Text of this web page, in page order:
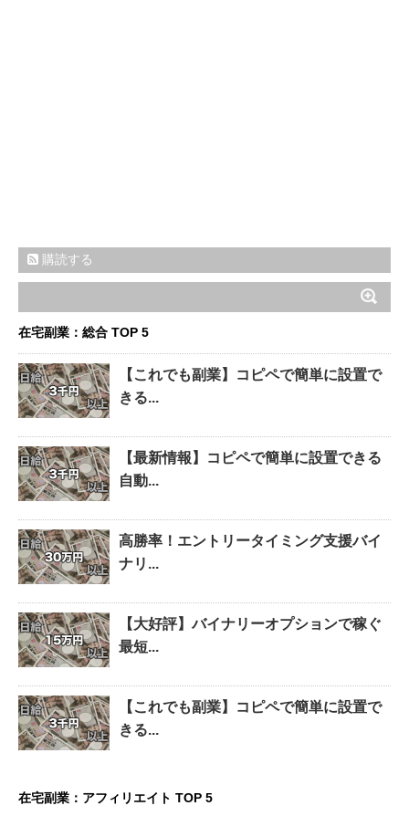
購読する
在宅副業：総合 TOP 5
【これでも副業】コピペで簡単に設置で
きる...
【最新情報】コピペで簡単に設置できる
自動...
高勝率！エントリータイミング支援バイ
ナリ...
【大好評】バイナリーオプションで稼ぐ
最短...
【これでも副業】コピペで簡単に設置で
きる...
在宅副業：アフィリエイト TOP 5